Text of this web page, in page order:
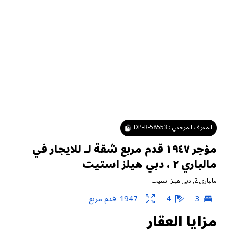
المعرف المرجعي : DP-R-58553
مؤجر ١٩٤٧ قدم مربع شقة لـ للايجار في
مالباري ٢ ، دبي هيلز استيت
مالباري 2 ,دبي هيلز استيت-
3
4
1947 قدم مربع
مزايا العقار